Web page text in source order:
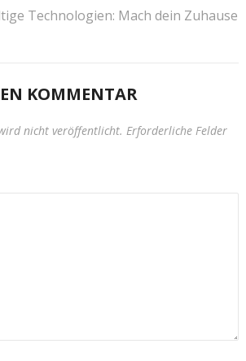
Technologien: Mach dein Zuhause
KOMMENTAR
nicht veröffentlicht. Erforderliche Felder